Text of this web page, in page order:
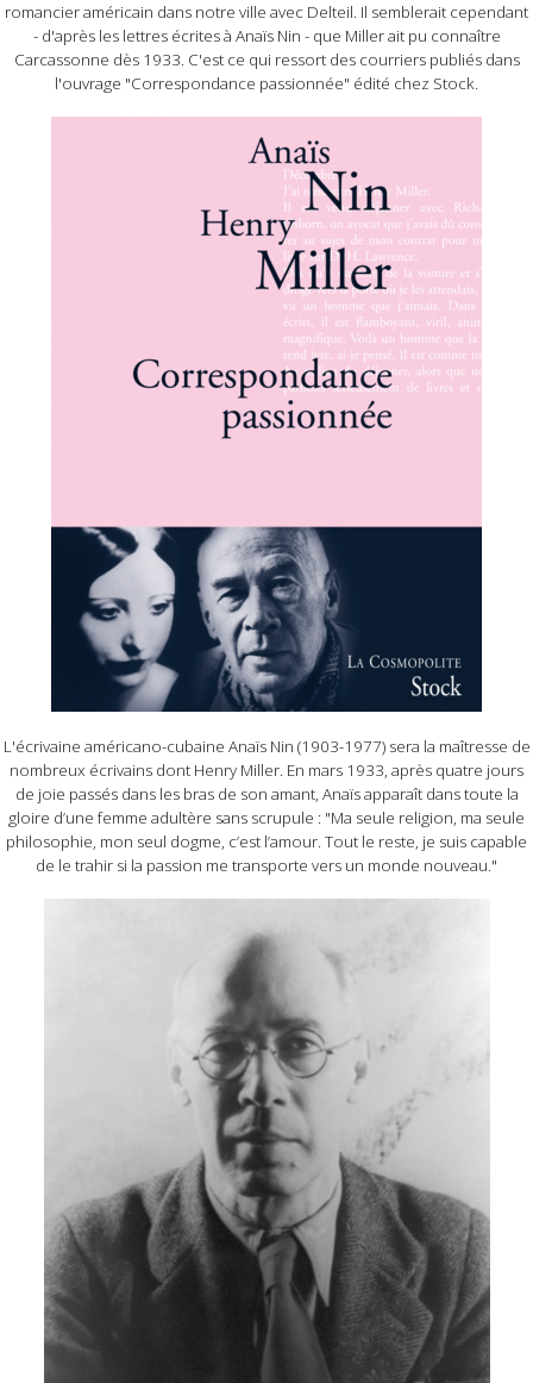
romancier américain dans notre ville avec Delteil. Il semblerait cependant
- d'après les lettres écrites à Anaïs Nin - que Miller ait pu connaître
Carcassonne dès 1933. C'est ce qui ressort des courriers publiés dans
l'ouvrage "Correspondance passionnée" édité chez Stock.
L'écrivaine américano-cubaine Anaïs Nin (1903-1977) sera la maîtresse de
nombreux écrivains dont Henry Miller. En mars 1933, après quatre jours
de joie passés dans les bras de son amant, Anaïs apparaît dans toute la
gloire d’une femme adultère sans scrupule : "Ma seule religion, ma seule
philosophie, mon seul dogme, c’est l’amour. Tout le reste, je suis capable
de le trahir si la passion me transporte vers un monde nouveau."